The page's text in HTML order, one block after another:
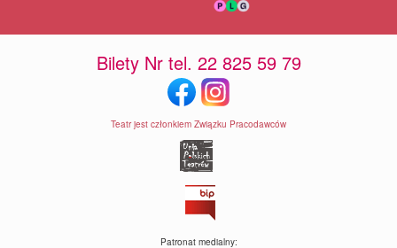
Bilety Nr tel. 22 825 59 79
Teatr jest członkiem Związku Pracodawców
Patronat medialny: